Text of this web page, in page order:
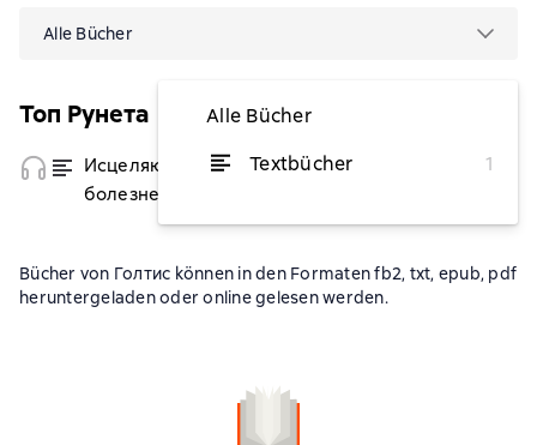
Alle Bücher
Alle Bücher
Textbücher
1
Топ Рунета
Исцеляющий Импульс. Жизнь без
болезней и старости
von 5,62 €
Bücher von Голтис können in den Formaten fb2, txt, epub, pdf
heruntergeladen oder online gelesen werden.